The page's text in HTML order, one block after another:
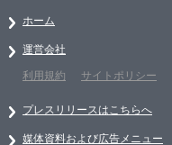
ホーム
運営会社
利用規約
サイトポリシー
プレスリリースはこちらへ
媒体資料および広告メニュー